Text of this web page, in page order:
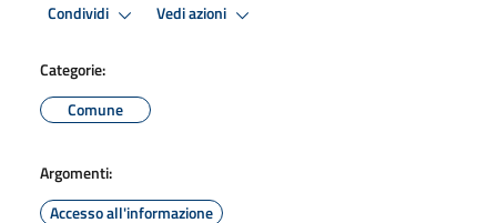
Condividi Vedi azioni
Categorie:
Comune
Argomenti:
Accesso all'informazione